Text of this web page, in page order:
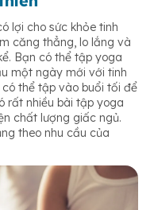
lợi cho sức khỏe tinh
căng thẳng, lo lắng và
Bạn có thể tập yoga
một ngày mới với tinh
thể tập vào buổi tối để
rất nhiều bài tập yoga
chất lượng giấc ngủ.
theo nhu cầu của